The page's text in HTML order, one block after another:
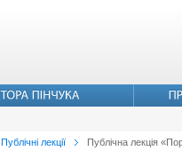
Публічні лекції Публічна лекція